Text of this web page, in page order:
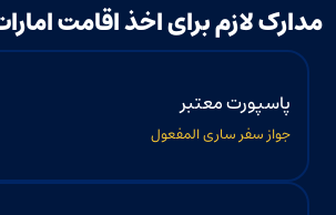
مدارک لازم برای اخذ اقامت
پاسپورت معتبر
جواز سفر ساری المفعول